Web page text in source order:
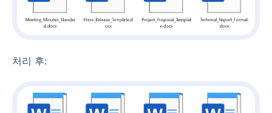
처리 후: